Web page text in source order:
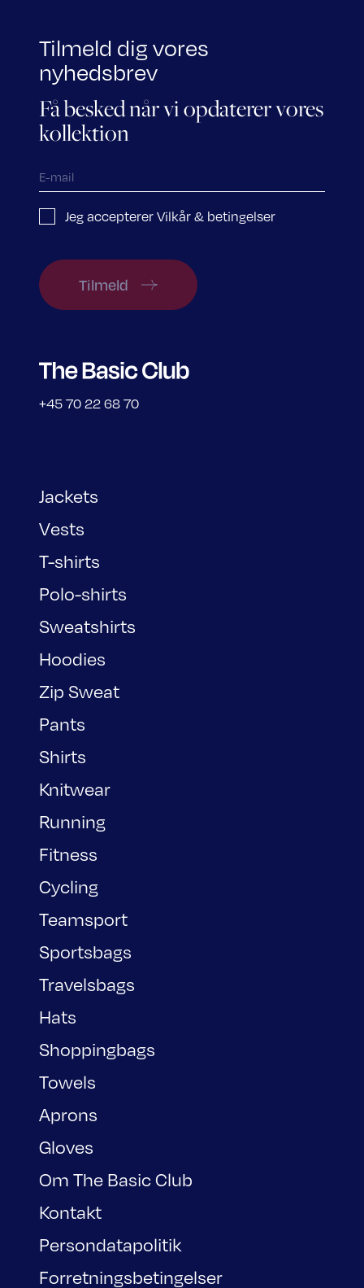
Tilmeld dig vores
nyhedsbrev
Få besked når vi opdaterer vores
kollektion
Jeg accepterer Vilkår & betingelser
Tilmeld
+45 70 22 68 70
Jackets
Vests
T-shirts
Polo-shirts
Sweatshirts
Hoodies
Zip Sweat
Pants
Shirts
Knitwear
Running
Fitness
Cycling
Teamsport
Sportsbags
Travelsbags
Hats
Shoppingbags
Towels
Aprons
Gloves
Om The Basic Club
Kontakt
Persondatapolitik
Forretningsbetingelser